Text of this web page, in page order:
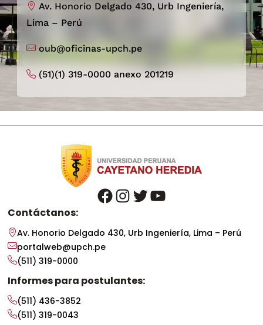
Av. Honorio Delgado 430, Urb Ingeniería,
Lima – Perú
oub@oficinas-upch.pe
(51)(1) 319-0000 anexo 201219
facebook instagram twitter youtube
Contáctanos:
Av. Honorio Delgado 430, Urb Ingeniería, Lima – Perú
portalweb@upch.pe
(511) 319-0000
Informes para postulantes:
(511) 436-3852
(511) 319-0043